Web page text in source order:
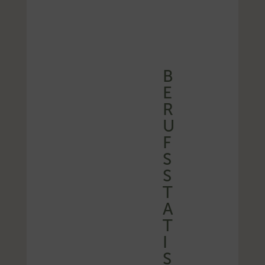
B
E
R
U
F
S
S
T
A
T
I
S